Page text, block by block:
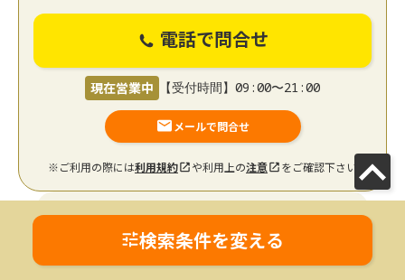
電話で問合せ
現在営業中 【受付時間】09:00〜21:00
メールで問合せ
※ご利用の際には利用規約 や利用上の注意 をご確認下さい
【関内駅徒歩4分】離婚調停・訴訟に注力│離
婚に関するお悩みに寄り添い、弁護士と事務
員がチーム体制でサポートいたします
検索条件を変える